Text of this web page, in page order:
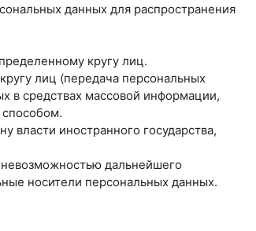
данных для распространения
кругу лиц.
лиц (передача персональных
в средствах массовой информации,
власти иностранного государства,
дальнейшего
носители персональных данных.